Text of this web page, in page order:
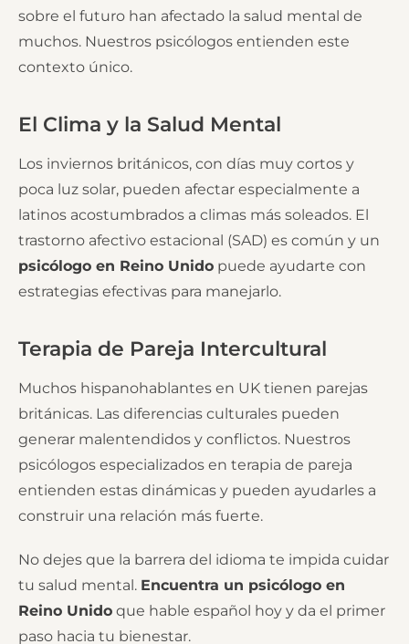
sobre el futuro han afectado la salud mental de
muchos. Nuestros psicólogos entienden este
contexto único.
El Clima y la Salud Mental
Los inviernos británicos, con días muy cortos y
poca luz solar, pueden afectar especialmente a
latinos acostumbrados a climas más soleados. El
trastorno afectivo estacional (SAD) es común y un
psicólogo en Reino Unido puede ayudarte con
estrategias efectivas para manejarlo.
Terapia de Pareja Intercultural
Muchos hispanohablantes en UK tienen parejas
británicas. Las diferencias culturales pueden
generar malentendidos y conflictos. Nuestros
psicólogos especializados en terapia de pareja
entienden estas dinámicas y pueden ayudarles a
construir una relación más fuerte.
No dejes que la barrera del idioma te impida cuidar
tu salud mental. Encuentra un psicólogo en
Reino Unido que hable español hoy y da el primer
paso hacia tu bienestar.